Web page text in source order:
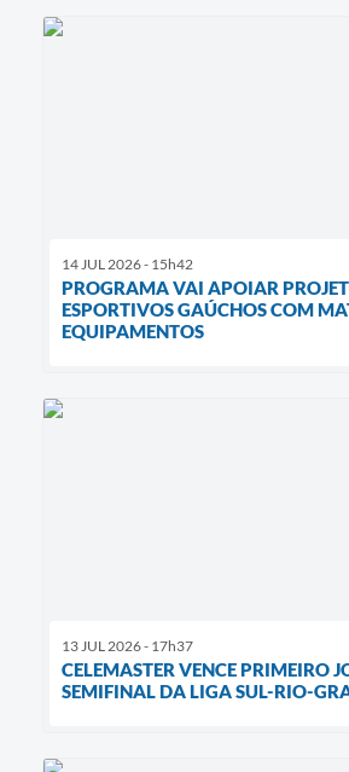
14 JUL 2026 - 15h42
PROGRAMA VAI APOIAR
ESPORTIVOS GAÚCHOS COM
EQUIPAMENTOS
13 JUL 2026 - 17h37
CELEMASTER VENCE PRIMEIRO
SEMIFINAL DA LIGA SUL-RIO-